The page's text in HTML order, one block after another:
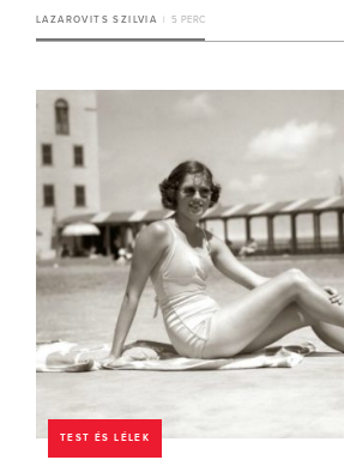
LAZAROVITS SZILVIA 5 PERC
TEST ÉS LÉLEK